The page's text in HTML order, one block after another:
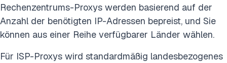
Rechenzentrums-Proxys werden basierend auf der
Anzahl der benötigten IP-Adressen bepreist, und Sie
können aus einer Reihe verfügbarer Länder wählen.
Für ISP-Proxys wird standardmäßig landesbezogenes